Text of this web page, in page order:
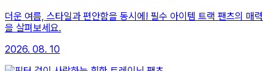
더운 여름, 스타일과 편안함을 동시에! 필수 아이템 트랙 팬츠의 매력
을 살펴보세요.
2026. 08. 10